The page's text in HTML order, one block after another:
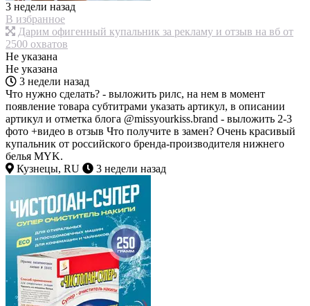
3 недели назад
В избранное
Дарим офигенный купальник за рекламу и отзыв на вб от
2500 охватов
Не указана
Не указана
3 недели назад
Что нужно сделать? - выложить рилс, на нем в момент
появление товара субтитрами указать артикул, в описании
артикул и отметка блога @missyourkiss.brand - выложить 2-3
фото +видео в отзыв Что получите в замен? Очень красивый
купальник от российского бренда-производителя нижнего
белья MYK.
Кузнецы, RU
3 недели назад